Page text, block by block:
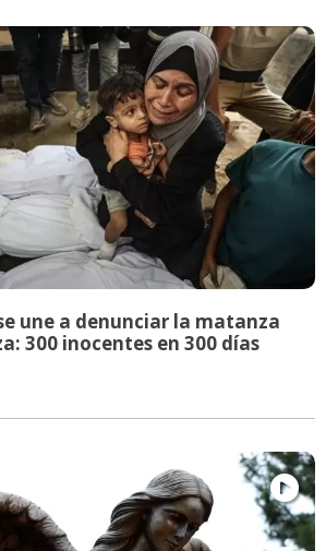
une a denunciar la matanza
300 inocentes en 300 días